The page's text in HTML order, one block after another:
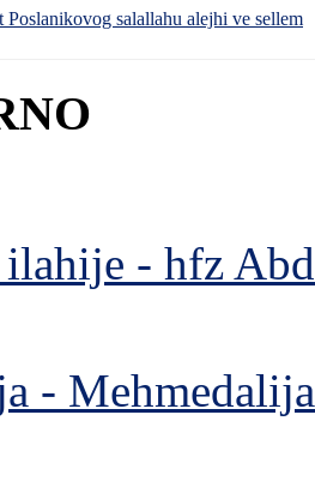
Poslanikovog salallahu alejhi ve sellem
- hfz
-